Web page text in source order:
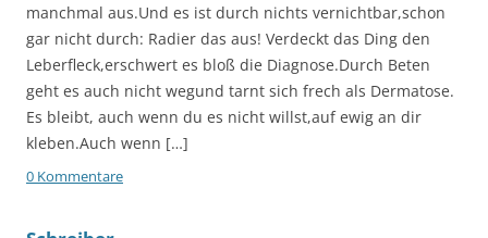
manchmal aus.Und es ist durch nichts vernichtbar,schon
gar nicht durch: Radier das aus! Verdeckt das Ding den
Leberfleck,erschwert es bloß die Diagnose.Durch Beten
geht es auch nicht wegund tarnt sich frech als Dermatose.
Es bleibt, auch wenn du es nicht willst,auf ewig an dir
kleben.Auch wenn […]
0 Kommentare